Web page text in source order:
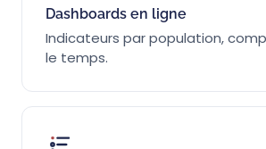
Dashboards en ligne
Indicateurs par population,
le temps.